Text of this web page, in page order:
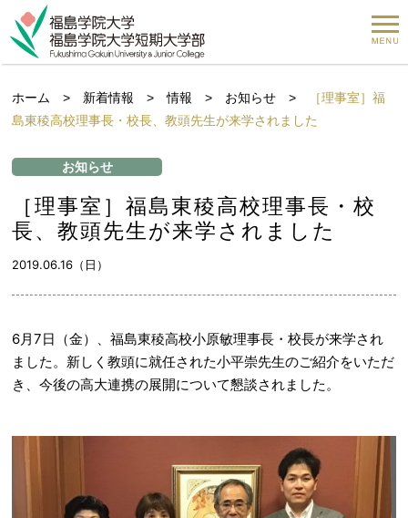
ホーム > 新着情報 >情報 > お知らせ >
［理事室］福
島東稜高校理事長・校長、教頭先生が来学されました
お知らせ
［理事室］福島東稜高校理事長・校
長、教頭先生が来学されました
2019.06.16（日）
6月7日（金）、福島東稜高校小原敏理事長・校長が来学され
ました。新しく教頭に就任された小平崇先生のご紹介をいただ
き、今後の高大連携の展開について懇談されました。